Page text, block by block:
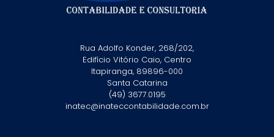
Rua Adolfo Konder, 268/202,
Edifício Vitório Caio, Centro
Itapiranga, 89896-000
Santa Catarina
(49) 3677.0195
inatec@inateccontabilidade.com.br